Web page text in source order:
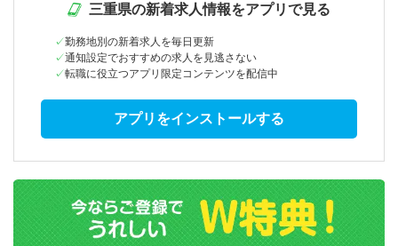
三重県の新着求人情報をアプリで見る
勤務地別の新着求人を毎日更新
通知設定でおすすめの求人を見逃さない
転職に役立つアプリ限定コンテンツを配信中
アプリをインストールする